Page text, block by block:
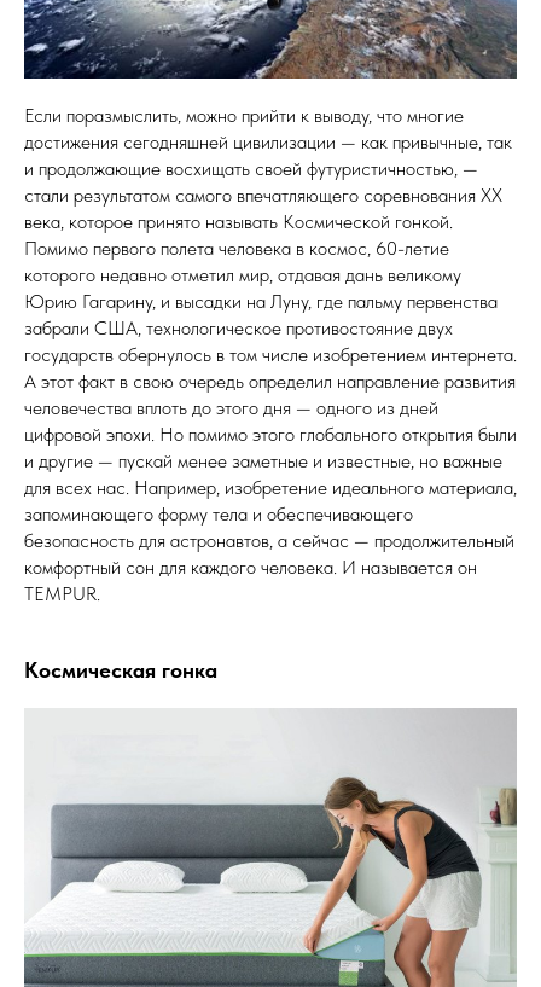
Если поразмыслить, можно прийти к выводу, что многие
достижения сегодняшней цивилизации — как привычные, так
и продолжающие восхищать своей футуристичностью, —
стали результатом самого впечатляющего соревнования XX
века, которое принято называть Космической гонкой.
Помимо первого полета человека в космос, 60-летие
которого недавно отметил мир, отдавая дань великому
Юрию Гагарину, и высадки на Луну, где пальму первенства
забрали США, технологическое противостояние двух
государств обернулось в том числе изобретением интернета.
А этот факт в свою очередь определил направление развития
человечества вплоть до этого дня — одного из дней
цифровой эпохи. Но помимо этого глобального открытия были
и другие — пускай менее заметные и известные, но важные
для всех нас. Например, изобретение идеального материала,
запоминающего форму тела и обеспечивающего
безопасность для астронавтов, а сейчас — продолжительный
комфортный сон для каждого человека. И называется он
TEMPUR.
Космическая гонка